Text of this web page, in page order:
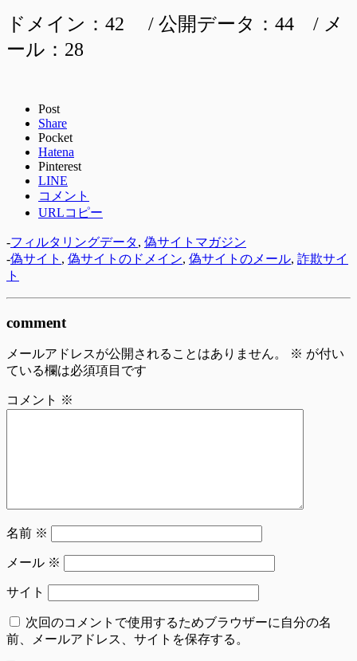
ドメイン：42 / 公開データ：44 / メ
ール：28
Post
Share
Pocket
Hatena
Pinterest
LINE
コメント
URLコピー
-フィルタリングデータ, 偽サイトマガジン
-偽サイト , 偽サイトのドメイン, 偽サイトのメール, 詐欺サイ
ト
comment
メールアドレスが公開されることはありません。 ※ が付い
ている欄は必須項目です
コメント ※
名前 ※
メール ※
サイト
次回のコメントで使用するためブラウザーに自分の名
前、メールアドレス、サイトを保存する。